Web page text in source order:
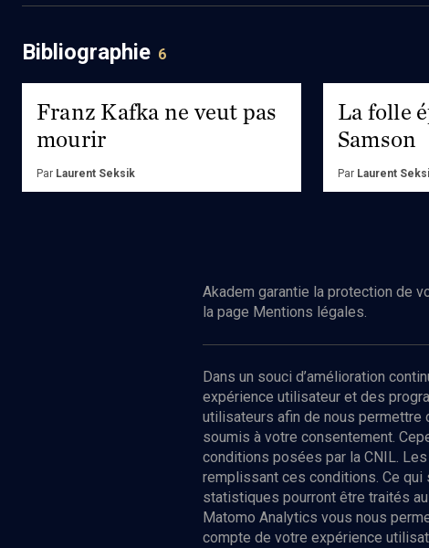
Bibliographie 6
Franz Kafka ne veut pas
mourir
Par Laurent Seksik
La folle
Samson
Par Laurent
Nos Chaines
Akadem garantie la protection de
la page Mentions légales.
Dans un souci d’amélioration
expérience utilisateur et des
utilisateurs afin de nous permettre
soumis à votre consentement.
conditions posées par la CNIL.
remplissant ces conditions. Ce
statistiques pourront être traités
Matomo Analytics vous nous
compte de votre expérience